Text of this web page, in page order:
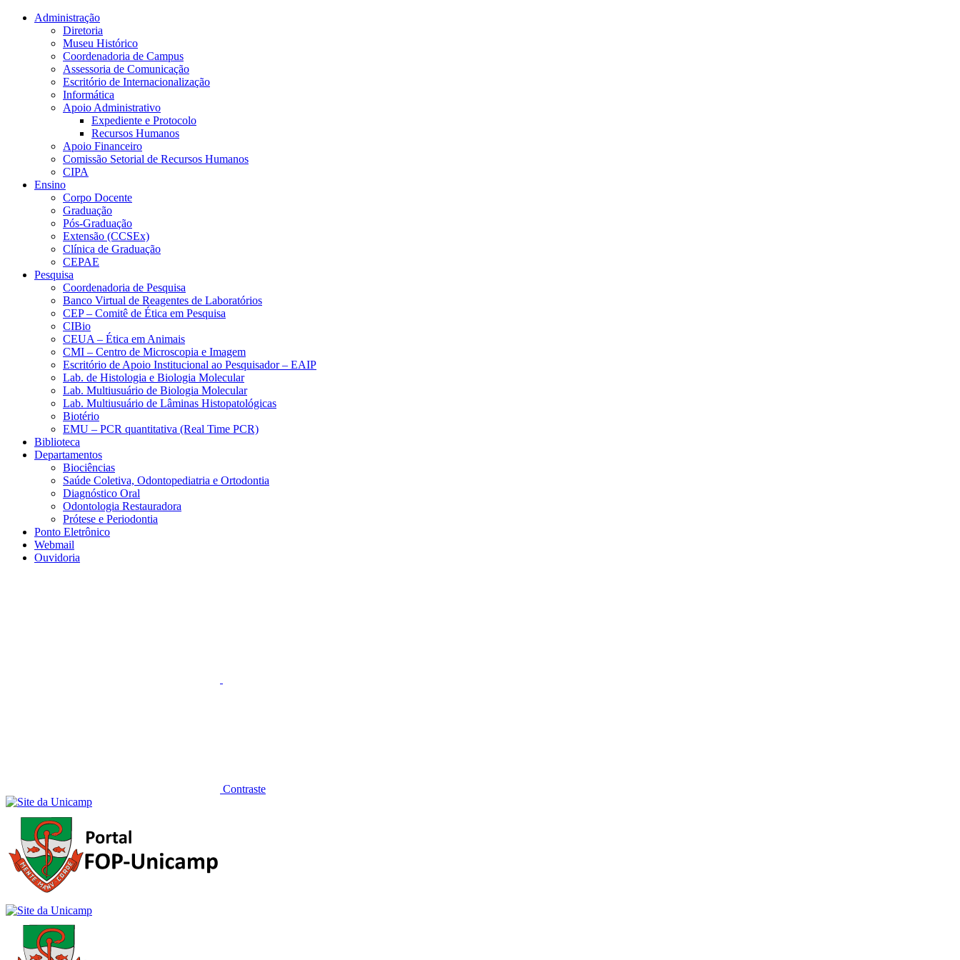
Conteúdo principal Menu principal
Administração
Diretoria
Museu Histórico
Coordenadoria de Campus
Assessoria de Comunicação
Escritório de Internacionalização
Informática
Apoio Administrativo
Expediente e Protocolo
Recursos Humanos
Apoio Financeiro
Comissão Setorial de Recursos Humanos
CIPA
Ensino
Corpo Docente
Graduação
Pós-Graduação
Extensão (CCSEx)
Clínica de Graduação
CEPAE
Pesquisa
Coordenadoria de Pesquisa
Banco Virtual de Reagentes de Laboratórios
CEP – Comitê de Ética em Pesquisa
CIBio
CEUA – Ética em Animais
CMI – Centro de Microscopia e Imagem
Escritório de Apoio Institucional ao Pesquisador – EAIP
Lab. de Histologia e Biologia Molecular
Lab. Multiusuário de Biologia Molecular
Lab. Multiusuário de Lâminas Histopatológicas
Biotério
EMU – PCR quantitativa (Real Time PCR)
Biblioteca
Departamentos
Biociências
Saúde Coletiva, Odontopediatria e Ortodontia
Diagnóstico Oral
Odontologia Restauradora
Prótese e Periodontia
Ponto Eletrônico
Webmail
Ouvidoria
Contraste